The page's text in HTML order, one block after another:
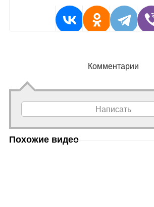
Комментарии
Написать
Похожие видео